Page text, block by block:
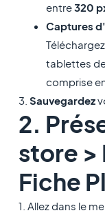
entre320
Captures
tablettes
comprise
3. Sauvegardez
2.
store >
Fiche
1. Allez dans le